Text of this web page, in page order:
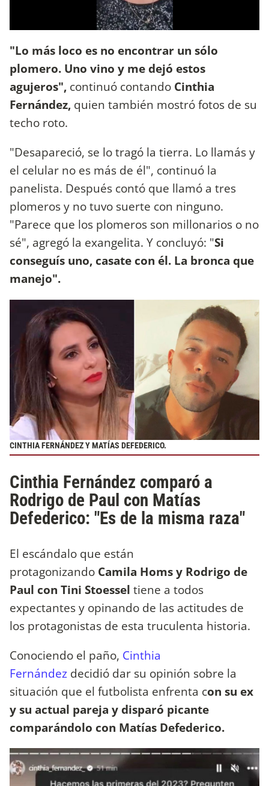
"Lo más loco es no encontrar un sólo
plomero. Uno vino y me dejó estos
agujeros", continuó contando Cinthia
Fernández, quien también mostró fotos de su
techo roto.
"Desapareció, se lo tragó la tierra. Lo llamás y
el celular no es más de él", continuó la
panelista. Después contó que llamó a tres
plomeros y no tuvo suerte con ninguno.
"Parece que los plomeros son millonarios o no
sé", agregó la exangelita. Y concluyó: "Si
conseguís uno, casate con él. La bronca que
manejo".
CINTHIA FERNÁNDEZ Y MATÍAS DEFEDERICO.
Cinthia Fernández comparó a
Rodrigo de Paul con Matías
Defederico: "Es de la misma raza"
El escándalo que están
protagonizando Camila Homs y Rodrigo de
Paul con Tini Stoessel tiene a todos
expectantes y opinando de las actitudes de
los protagonistas de esta truculenta historia.
Conociendo el paño, Cinthia
Fernández decidió dar su opinión sobre la
situación que el futbolista enfrenta con su ex
y su actual pareja y disparó picante
comparándolo con Matías Defederico.